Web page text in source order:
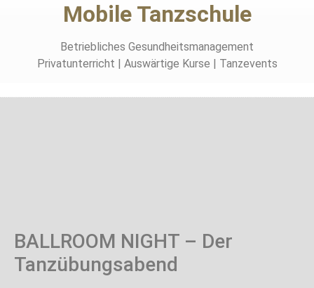
Mobile Tanzschule
Betriebliches Gesundheitsmanagement
Privatunterricht | Auswärtige Kurse | Tanzevents
BALLROOM NIGHT – Der
Tanzübungsabend